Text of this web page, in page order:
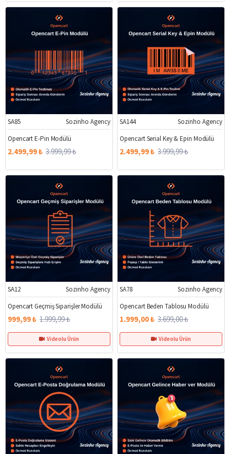
%38
SA85
Sozinho Agency
Opencart E-Pin Modülü
2.499,99 ₺ 3.999,99 ₺
%38
SA144
Sozinho Agency
Opencart Serial Key & Epin Modülü
2.499,99 ₺ 3.999,99 ₺
%50
SA12
Sozinho Agency
Opencart Geçmiş Siparişler Modülü
999,99 ₺ 1.999,99 ₺
Videolu Ürün
%46
SA78
Sozinho Agency
Opencart Beden Tablosu Modülü
1.999,00 ₺ 3.699,00 ₺
Videolu Ürün